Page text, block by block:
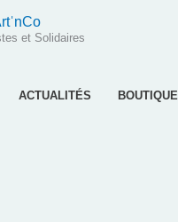
et Solidaires
ACTUALITÉS BOUTIQUE